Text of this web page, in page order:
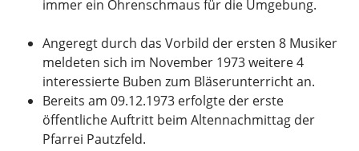
immer ein Ohrenschmaus für die Umgebung.
Angeregt durch das Vorbild der ersten 8 Musiker
meldeten sich im November 1973 weitere 4
interessierte Buben zum Bläserunterricht an.
Bereits am 09.12.1973 erfolgte der erste
öffentliche Auftritt beim Altennachmittag der
Pfarrei Pautzfeld.